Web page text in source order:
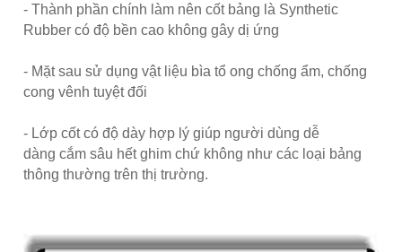
- Thành phần chính làm nên cốt bảng là Synthetic
Rubber có độ bền cao không gây dị ứng
- Mặt sau sử dụng vật liệu bìa tổ ong chống ẩm, chống
cong vênh tuyệt đối
- Lớp cốt có độ dày hợp lý giúp người dùng dễ
dàng cắm sâu hết ghim chứ không như các loại bảng
thông thường trên thị trường.